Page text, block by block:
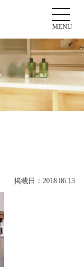
Toggle
MENU
掲載日：2018.06.13